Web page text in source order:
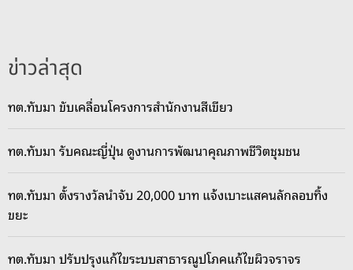
ข่าวล่าสุด
ทต.ทับมา ขับเคลื่อนโครงการสำนักงานสีเขียว
ทต.ทับมา รับคณะญี่ปุ่น ดูงานการพัฒนาคุณภาพชีวิตชุมชน
ทต.ทับมา ตั้งรางวัลนำจับ 20,000 บาท แจ้งเบาะแสคนลักลอบทิ้ง
ขยะ
ทต.ทับมา ปรับปรุงแก้ไขระบบสาธารณูปโภคแก้ไขผิวจราจร